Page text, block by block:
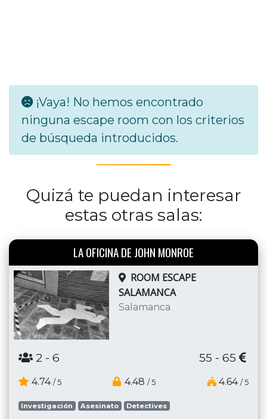
¡Vaya! No hemos encontrado
ninguna escape room con los criterios
de búsqueda introducidos.
Quizá te puedan interesar
estas otras salas:
LA OFICINA DE JOHN MONROE
ROOM ESCAPE
SALAMANCA
Salamanca
2 - 6 55 - 65
4.74 / 5 4.48 / 5 4.64 / 5
Investigación Asesinato Detectives